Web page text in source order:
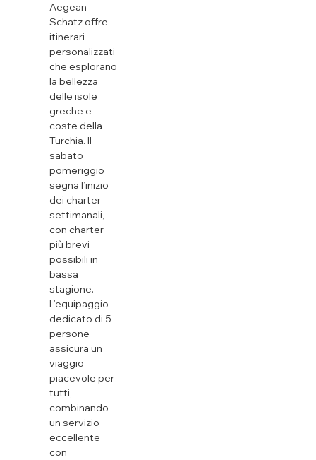
Aegean
Schatz offre
itinerari
personalizzati
che esplorano
la bellezza
delle isole
greche e
coste della
Turchia. Il
sabato
pomeriggio
segna l’inizio
dei charter
settimanali,
con charter
più brevi
possibili in
bassa
stagione.
L’equipaggio
dedicato di 5
persone
assicura un
viaggio
piacevole per
tutti,
combinando
un servizio
eccellente
con